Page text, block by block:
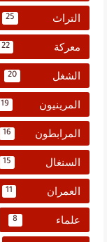
التراث 25
معركة 22
الشغل 20
المرينيون 19
المرابطون 16
السنغال 15
العمران 11
علماء 8